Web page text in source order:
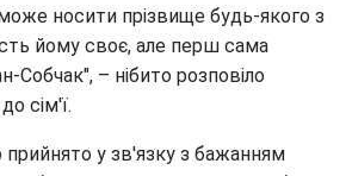
носити прізвище будь-якого з
йому своє, але перш сама
Собчак", – нібито розповіло
сім'ї.
прийнято у зв'язку з бажанням